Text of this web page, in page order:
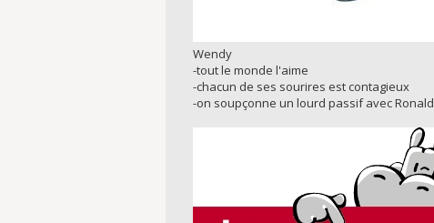
Wendy
-tout le monde l'aime
-chacun de ses sourires est contagieux
-on soupçonne un lourd passif avec Ronald